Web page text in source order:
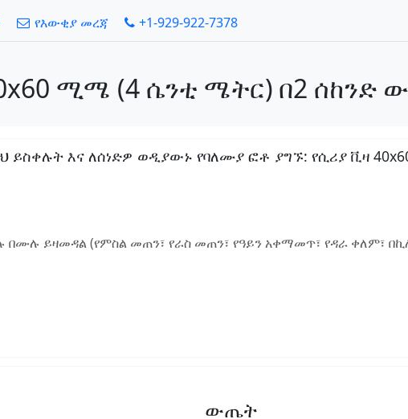
የእውቂያ መረጃ +1-929-922-7378
ሚሜ (4 ሴንቲ ሜትር) በ2 ሰከንድ
እና ለሰነድዎ ወዲያውኑ የባለሙያ ፎቶ ያግኙ: የሲሪያ ቪዛ
ይዛመዳል (የምስል መጠን፣ የራስ መጠን፣ የዓይን አቀማመጥ፣ የዳራ ቀለም፣
ውጤት